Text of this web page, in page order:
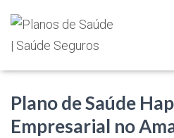
Plano de Saúde
Empresarial no